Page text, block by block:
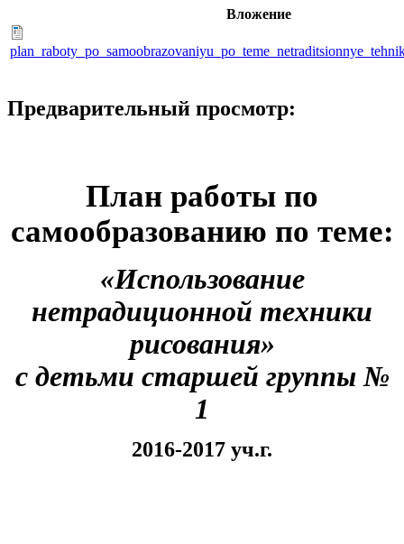
Вложение
Предварительный просмотр:
План работы по
самообразованию по теме:
«Использование
нетрадиционной техники
рисования»
с детьми старшей группы №
1
2016-2017 уч.г.